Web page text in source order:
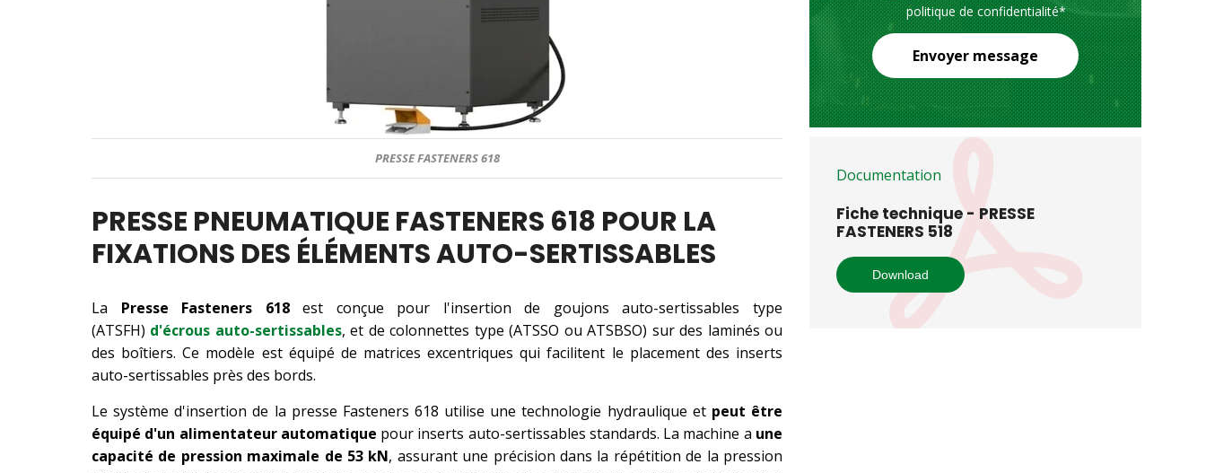
PRESSE FASTENERS 618
PRESSE PNEUMATIQUE FASTENERS 618 POUR LA
FIXATIONS DES ÉLÉMENTS AUTO-SERTISSABLES
La Presse Fasteners 618est conçue pour l'insertion de goujons auto-sertissables type
(ATSFH) d'écrous auto-sertissables, et de colonnettes type (ATSSO ou ATSBSO) sur des laminés ou
des boîtiers. Ce modèle est équipé de matrices excentriques qui facilitent le placement des inserts
auto-sertissables près des bords.
Le système d'insertion de la presse Fasteners 618 utilise une technologie hydraulique et peut être
équipé d'un alimentateur automatique pour inserts auto-sertissables standards. La machine a une
capacité de pression maximale de 53 kN, assurant une précision dans la répétition de la pression
politique de confidentialité*
Envoyer message
Documentation
Fiche technique - PRESSE
FASTENERS 518
Download